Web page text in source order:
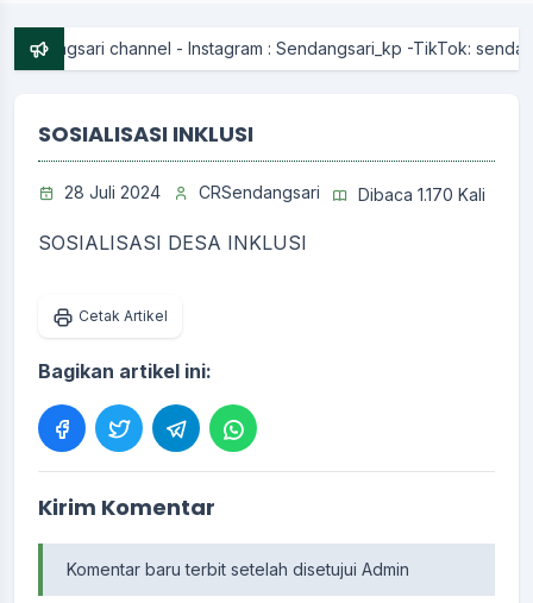
- Instagram : Sendangsari_kp -TikTok: sendangsarikp
SOSIALISASI INKLUSI
28 Juli 2024 CRSendangsari Dibaca 1.170 Kali
SOSIALISASI DESA INKLUSI
Cetak Artikel
Bagikan artikel ini:
Kirim Komentar
Komentar baru terbit setelah disetujui Admin